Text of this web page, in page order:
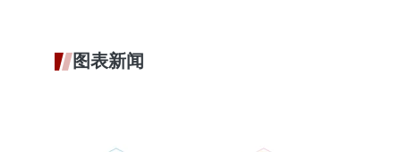
图表新闻